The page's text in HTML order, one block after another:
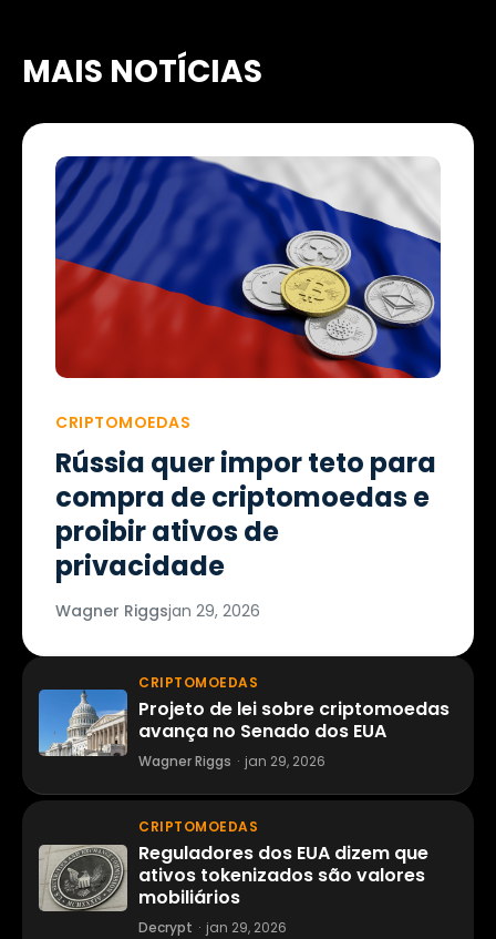
MAIS NOTÍCIAS
CRIPTOMOEDAS
Rússia quer impor teto para
compra de criptomoedas e
proibir ativos de
privacidade
Wagner Riggsjan 29, 2026
CRIPTOMOEDAS
Projeto de lei sobre criptomoedas
avança no Senado dos EUA
Wagner Riggs · jan 29, 2026
CRIPTOMOEDAS
Reguladores dos EUA dizem que
ativos tokenizados são valores
mobiliários
Decrypt · jan 29, 2026